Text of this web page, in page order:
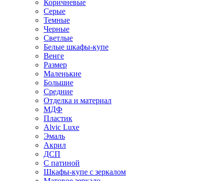
Коричневые
Серые
Темные
Черные
Светлые
Белые шкафы-купе
Венге
Размер
Маленькие
Большие
Средние
Отделка и материал
МДФ
Пластик
Alvic Luxe
Эмаль
Акрил
ДСП
С патиной
Шкафы-купе с зеркалом